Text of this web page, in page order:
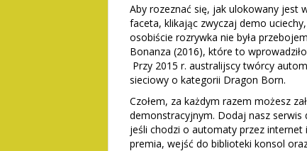
Aby rozeznać się, jak ulokowany jest
faceta, klikając zwyczaj demo
osobiście rozrywka nie była
Bonanza (2016), które to
Przy 2015 r. australijscy twórcy
sieciowy o kategorii Dragon Born.
Czołem, za każdym razem możesz
demonstracyjnym. Dodaj nasz serwis
jeśli chodzi o automaty przez
premia, wejść do biblioteki konsol